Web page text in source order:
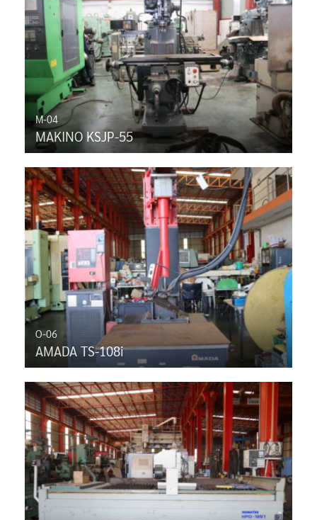
M-04
MAKINO KSJP-55
O-06
AMADA TS-108i